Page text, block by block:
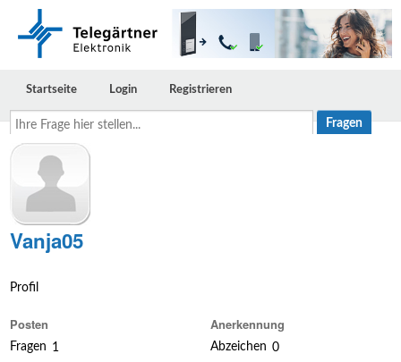
Ihre
Frage
stellen...
Startseite Login Registrieren
Vanja05
Profil
Posten
Fragen 1
Anerkennung
Abzeichen 0